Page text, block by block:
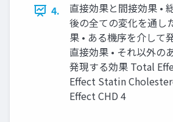
4.
直接効果と間接効果 •
後の全ての変化を通し
果 • ある機序を介して
直接効果 • それ以外の
発現する効果 Total
Effect Statin
Effect CHD 4